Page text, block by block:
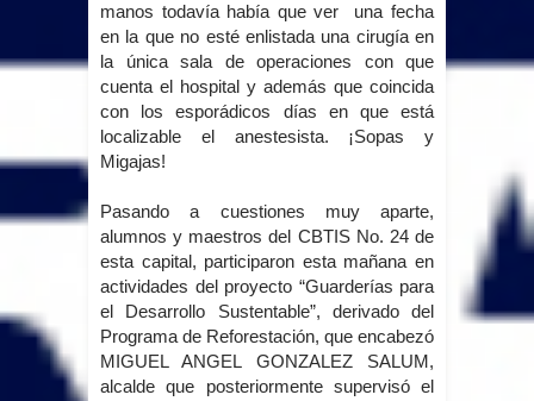
manos todavía había que ver
una fecha
en la que no esté enlistada una cirugía en
la única sala de operaciones con que
cuenta el hospital y además que coincida
con los esporádicos días en que está
localizable el anestesista. ¡Sopas y
Migajas!
Pasando a cuestiones muy aparte,
alumnos y maestros del CBTIS No. 24 de
esta capital, participaron esta mañana en
actividades del proyecto “Guarderías para
el Desarrollo Sustentable”, derivado del
Programa de Reforestación, que encabezó
MIGUEL ANGEL GONZALEZ SALUM,
alcalde que posteriormente supervisó el